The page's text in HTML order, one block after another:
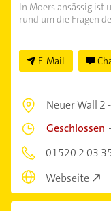
In Moers ansässig ist
rund um die Fragen
E-Mail
Neuer Wall 2
Geschlossen
01520 2 03
Webseite